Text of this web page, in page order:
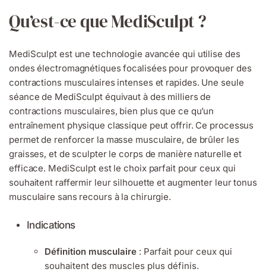
Qu’est-ce que MediSculpt ?
MediSculpt est une technologie avancée qui utilise des
ondes électromagnétiques focalisées pour provoquer des
contractions musculaires intenses et rapides. Une seule
séance de MediSculpt équivaut à des milliers de
contractions musculaires, bien plus que ce qu’un
entraînement physique classique peut offrir. Ce processus
permet de renforcer la masse musculaire, de brûler les
graisses, et de sculpter le corps de manière naturelle et
efficace. MediSculpt est le choix parfait pour ceux qui
souhaitent raffermir leur silhouette et augmenter leur tonus
musculaire sans recours à la chirurgie.
Indications
Définition musculaire : Parfait pour ceux qui
souhaitent des muscles plus définis.